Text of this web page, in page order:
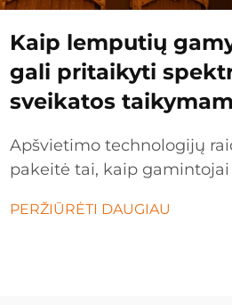
Kaip lemputių
gali pritaikyti
sveikatos
Apšvietimo technologijų
pakeitė tai, kaip
taikymams. Šiuolaikinės
PERŽIŪRĖTI DAUGIAU